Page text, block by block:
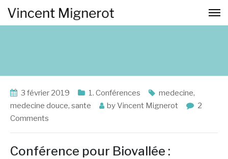
3 février 2019 1. Conférences medecine,
medecine douce, sante byVincent Mignerot
2
Comments
Conférence pour Biovallée :